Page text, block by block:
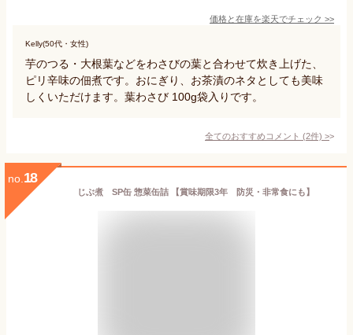
価格と在庫を楽天でチェック >>
Kelly(50代・女性)
芋のつる・大根葉などをわさびの葉と合わせて炊き上げた、
ピリ辛味の佃煮です。おにぎり、お茶漬のネタとしても美味
しくいただけます。葉わさび 100g袋入りです。
全てのおすすめコメント (2件) >
no. 18
じぶ煮 SP缶 惣菜缶詰 【賞味期限3年 防災・非常食にも】